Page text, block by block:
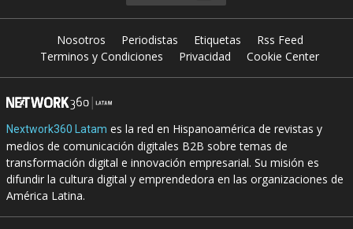
Nosotros Periodistas Etiquetas
Rss Feed
Terminos y Condiciones
Privacidad Cookie Center
Nextwork360 Latam es la red en Hispanoamérica de revistas y
medios de comunicación digitales B2B sobre temas de
transformación digital e innovación empresarial. Su misión es
difundir la cultura digital y emprendedora en las organizaciones de
América Latina.